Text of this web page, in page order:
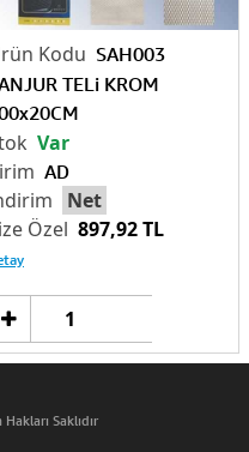
SAH003
TELi KROM
AD
Net
897,92 TL
Var
Saklıdır